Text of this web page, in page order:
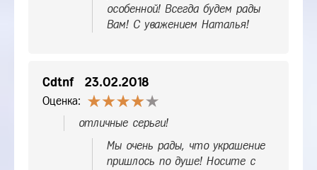
особенной! Всегда будем рады
Вам! С уважением Наталья!
Cdtnf 23.02.2018
Оценка:
отличные серьги!
Мы очень рады, что украшение
пришлось по душе! Носите с